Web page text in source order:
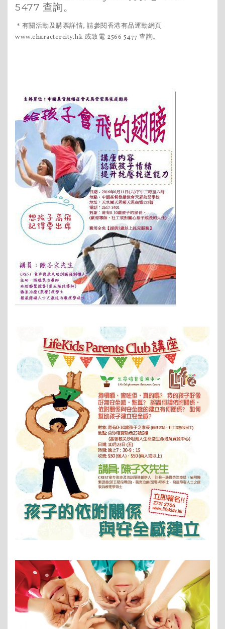
5477 查詢。
＊有關活動及購票詳情, 請參閱香港有品運動網頁
www.charactercity.hk 或致電 2566 5477 查詢。